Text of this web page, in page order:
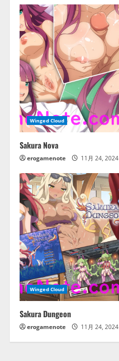
Winged Cloud
Sakura Nova
erogamenote 11月 24, 2024
Winged Cloud
Sakura Dungeon
erogamenote 11月 24, 2024